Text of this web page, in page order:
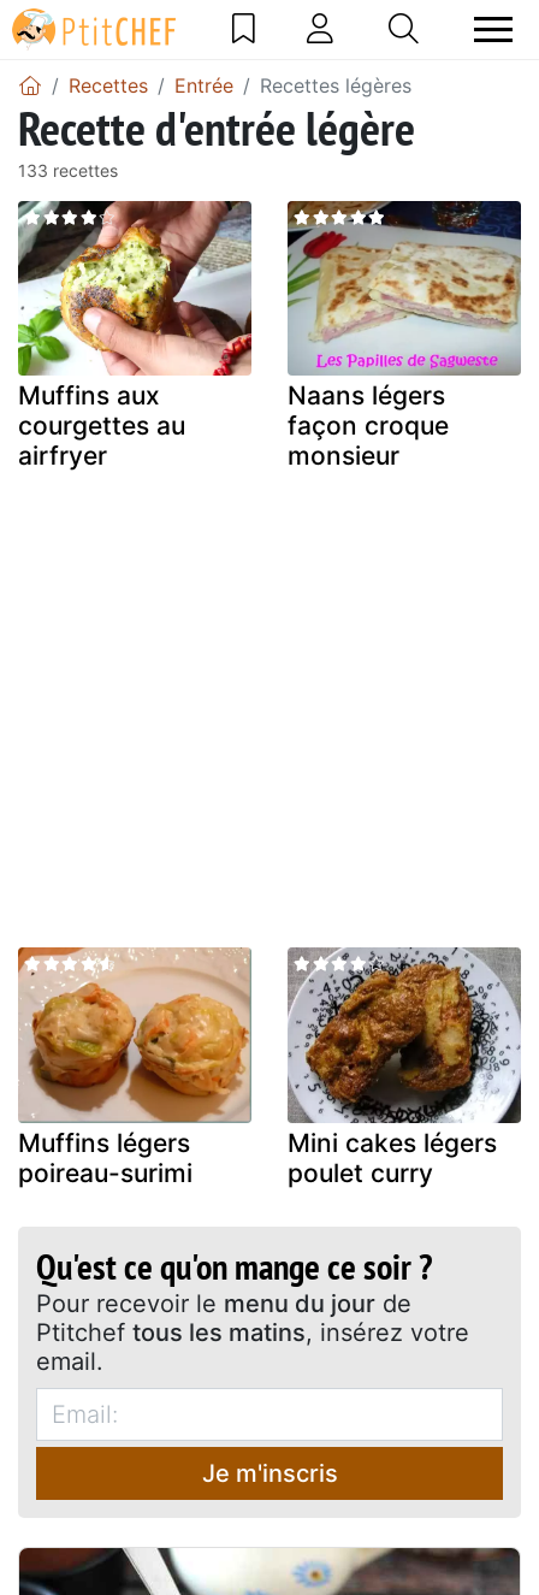
Recettes Entrée Recettes légères
Recette d'entrée légère
133 recettes
Muffins aux
courgettes au
airfryer
Naans légers
façon croque
monsieur
Muffins légers
poireau-surimi
Mini cakes légers
poulet curry
Qu'est ce qu'on mange ce soir ?
Pour recevoir le menu du jour de
Ptitchef tous les matins, insérez votre
email.
Je m'inscris